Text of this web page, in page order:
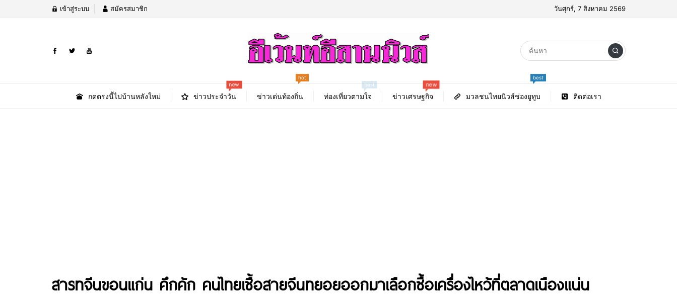
เข้าสู่ระบบ สมัครสมาชิก วันศุกร์, 7 สิงหาคม 2569
กดตรงนี้ไปบ้านหลังใหม่ ข่าวประจำวัน
new
ข่าวเด่นท้องถิ่น
hot
ท่องเที่ยวตามใจ
best
ข่าวเศรษฐกิจ
new
มวลชนไทยนิวส์ช่องยูทูบ
best
ติดต่อเรา
สารทจีนขอนแก่น คึกคัก คนไทยเชื้อสายจีนทยอยออกมาเลือกซื้อเครื่องไหว้ที่ตลาดเนืองแน่น